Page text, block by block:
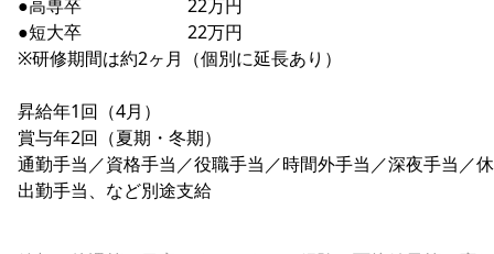
●高専卒 22万円
●短大卒 22万円
※研修期間は約2ヶ月（個別に延長あり）
昇給年1回（4月）
賞与年2回（夏期・冬期）
通勤手当／資格手当／役職手当／時間外手当／深夜手当／
出勤手当、など別途支給